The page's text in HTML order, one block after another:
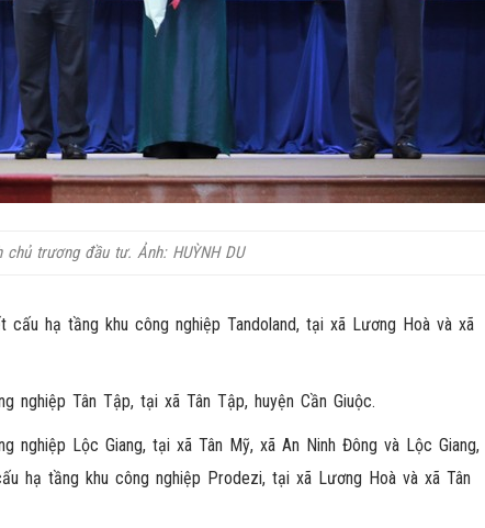
trương đầu tư. Ảnh: HUỲNH DU
hạ tầng khu công nghiệp Tandoland, tại xã Lương Hoà và xã
Tân Tập, tại xã Tân Tập, huyện Cần Giuộc.
Lộc Giang, tại xã Tân Mỹ, xã An Ninh Đông và Lộc Giang,
hạ tầng khu công nghiệp Prodezi, tại xã Lương Hoà và xã Tân